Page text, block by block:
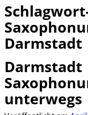
Darmstadt
Darmstadt
unterwegs